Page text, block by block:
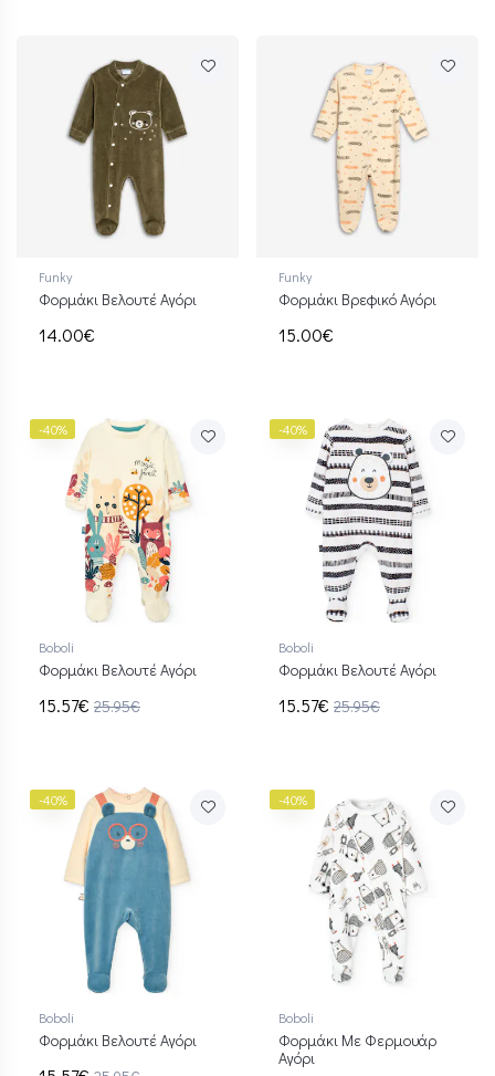
Funky
Φορμάκι Βελουτέ Αγόρι
14.00€
Funky
Φορμάκι Βρεφικό Αγόρι
15.00€
-40%
Boboli
Φορμάκι Βελουτέ Αγόρι
15.57€ 25.95€
-40%
Boboli
Φορμάκι Βελουτέ Αγόρι
15.57€ 25.95€
-40%
Boboli
Φορμάκι Βελουτέ Αγόρι
-40%
Boboli
Φορμάκι Με Φερμουάρ
Αγόρι